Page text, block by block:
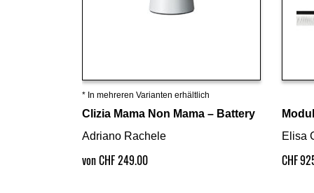
Details ansehen
* In mehreren Varianten erhältlich
Clizia Mama Non Mama – Battery
Adriano Rachele
von CHF 249.00
Elisa
CHF